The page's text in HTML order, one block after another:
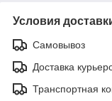
Условия
Самовывоз
Доставка
Транспортная